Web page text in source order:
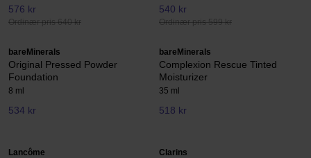
576 kr
Ordinær pris 640 kr
540 kr
Ordinær pris 599 kr
bareMinerals
Original Pressed Powder
Foundation
8 ml
534 kr
bareMinerals
Complexion Rescue Tinted
Moisturizer
35 ml
518 kr
Lancôme Clarins